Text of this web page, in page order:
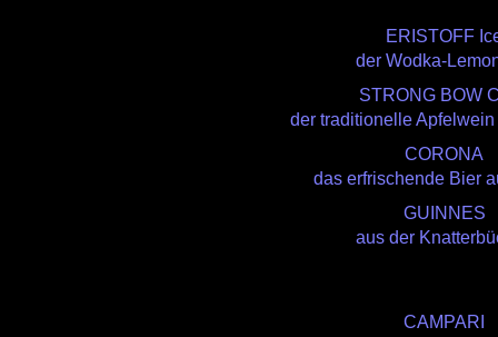
ERISTOFF
der Wodka-
STRONG BOW
der traditionelle
CORONA
das erfrischende Bier
GUINNES
aus der
CAMPARI